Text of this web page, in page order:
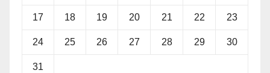
17 18 19 20 21 22 23
24 25 26 27 28 29 30
31